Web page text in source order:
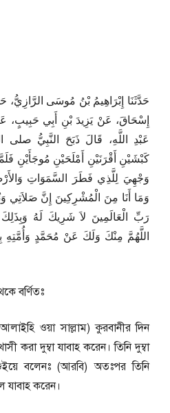
حَدَّثَنَا إِبْرَاهِيمُ بْنُ مُوسَى الرَّازِيُّ،
إِسْحَاقَ، عَنْ يَزِيدَ بْنِ أَبِي حَبِيبٍ،
عَبْدِ اللَّهِ، قَالَ ذَبَحَ النَّبِيُّ صلى
كَبْشَيْنِ أَقْرَنَيْنِ أَمْلَحَيْنِ مُوجَأَيْنِ
وَجْهِيَ لِلَّذِي فَطَرَ السَّمَوَاتِ
وَمَا أَنَا مِنَ الْمُشْرِكِينَ إِنَّ صَلاَتِي
رَبِّ الْعَالَمِينَ لاَ شَرِيكَ لَهُ
اللَّهُمَّ مِنْكَ وَلَكَ عَنْ مُحَمَّدٍ وَأُمَّتِهِ
বর্ণিতঃ
ওয়া সাল্লাম) কুরবানীর দিন
করা দুম্বা যাবাহ করেন। তিনি দুম্বা
বলেনঃ (আরবি) অতঃপর তিনি
যাবাহ করেন।